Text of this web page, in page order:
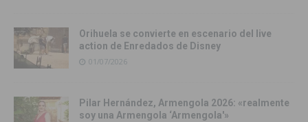
Orihuela se convierte en escenario del live
action de Enredados de Disney
01/07/2026
Pilar Hernández, Armengola 2026: «realmente
soy una Armengola ‘Armengola'»